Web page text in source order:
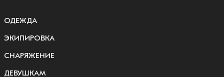
ОДЕЖДА
ЭКИПИРОВКА
СНАРЯЖЕНИЕ
ДЕВУШКАМ